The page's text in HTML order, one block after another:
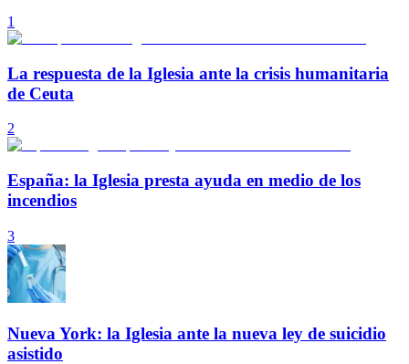
1
La respuesta de la Iglesia ante la crisis humanitaria
de Ceuta
2
España: la Iglesia presta ayuda en medio de los
incendios
3
Nueva York: la Iglesia ante la nueva ley de suicidio
asistido